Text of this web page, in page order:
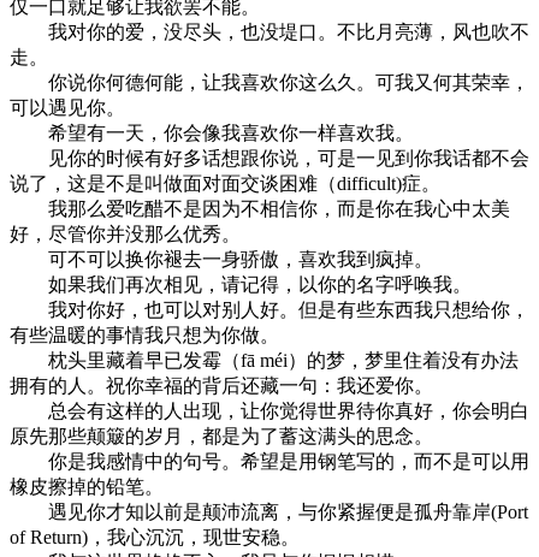
仅一口就足够让我欲罢不能。
我对你的爱，没尽头，也没堤口。不比月亮薄，风也吹不
走。
你说你何德何能，让我喜欢你这么久。可我又何其荣幸，
可以遇见你。
希望有一天，你会像我喜欢你一样喜欢我。
见你的时候有好多话想跟你说，可是一见到你我话都不会
说了，这是不是叫做面对面交谈困难（difficult)症。
我那么爱吃醋不是因为不相信你，而是你在我心中太美
好，尽管你并没那么优秀。
可不可以换你褪去一身骄傲，喜欢我到疯掉。
如果我们再次相见，请记得，以你的名字呼唤我。
我对你好，也可以对别人好。但是有些东西我只想给你，
有些温暖的事情我只想为你做。
枕头里藏着早已发霉（fā méi）的梦，梦里住着没有办法
拥有的人。祝你幸福的背后还藏一句：我还爱你。
总会有这样的人出现，让你觉得世界待你真好，你会明白
原先那些颠簸的岁月，都是为了蓄这满头的思念。
你是我感情中的句号。希望是用钢笔写的，而不是可以用
橡皮擦掉的铅笔。
遇见你才知以前是颠沛流离，与你紧握便是孤舟靠岸(Port
of Return)，我心沉沉，现世安稳。